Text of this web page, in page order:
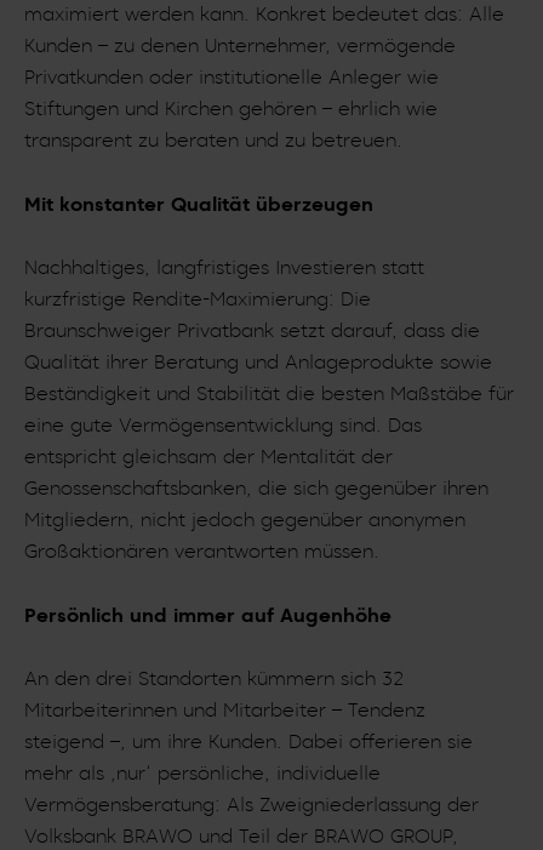
maximiert werden kann. Konkret bedeutet das: Alle
Kunden – zu denen Unternehmer, vermögende
Privatkunden oder institutionelle Anleger wie
Stiftungen und Kirchen gehören – ehrlich wie
transparent zu beraten und zu betreuen.
Mit konstanter Qualität überzeugen
Nachhaltiges, langfristiges Investieren statt
kurzfristige Rendite-Maximierung: Die
Braunschweiger Privatbank setzt darauf, dass die
Qualität ihrer Beratung und Anlageprodukte sowie
Beständigkeit und Stabilität die besten Maßstäbe für
eine gute Vermögensentwicklung sind. Das
entspricht gleichsam der Mentalität der
Genossenschaftsbanken, die sich gegenüber ihren
Mitgliedern, nicht jedoch gegenüber anonymen
Großaktionären verantworten müssen.
Persönlich und immer auf Augenhöhe
An den drei Standorten kümmern sich 32
Mitarbeiterinnen und Mitarbeiter – Tendenz
steigend –, um ihre Kunden. Dabei offerieren sie
mehr als ‚nur‘ persönliche, individuelle
Vermögensberatung: Als Zweigniederlassung der
Volksbank BRAWO und Teil der BRAWO GROUP,